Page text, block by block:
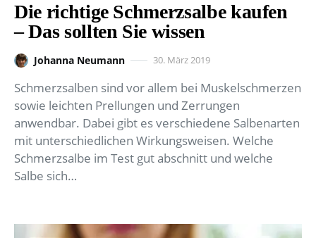
Die richtige Schmerzsalbe kaufen
– Das sollten Sie wissen
Johanna Neumann 30. März 2019
Schmerzsalben sind vor allem bei Muskelschmerzen
sowie leichten Prellungen und Zerrungen
anwendbar. Dabei gibt es verschiedene Salbenarten
mit unterschiedlichen Wirkungsweisen. Welche
Schmerzsalbe im Test gut abschnitt und welche
Salbe sich…